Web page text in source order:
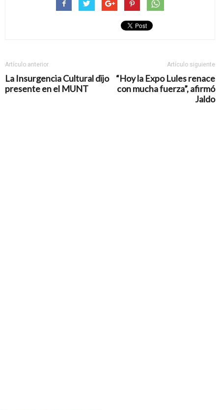
Artículo anterior
La Insurgencia Cultural dijo
presente en el MUNT
Artículo siguiente
“Hoy la Expo Lules renace
con mucha fuerza”, afirmó
Jaldo